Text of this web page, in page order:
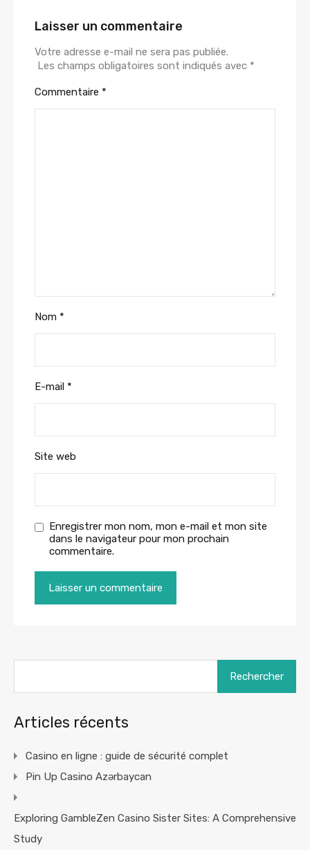
Laisser un commentaire
Votre adresse e-mail ne sera pas publiée.
Les champs obligatoires sont indiqués avec *
Commentaire *
Nom *
E-mail *
Site web
Enregistrer mon nom, mon e-mail et mon site
dans le navigateur pour mon prochain
commentaire.
Articles récents
Casino en ligne : guide de sécurité complet
Pin Up Casino Azərbaycan
Exploring GambleZen Casino Sister Sites: A Comprehensive
Study